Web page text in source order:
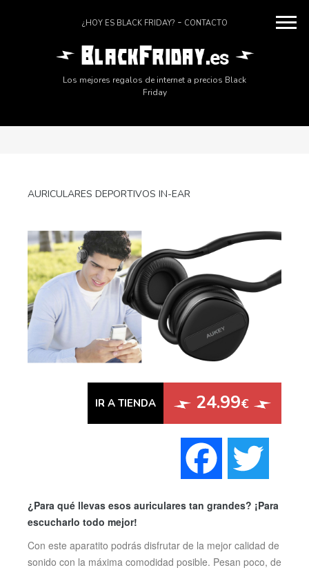
¿HOY ES BLACK FRIDAY? CONTACTO
Los mejores regalos de internet a precios Black
Friday
AURICULARES DEPORTIVOS IN-EAR
IR A TIENDA 24.99€
¿Para qué llevas esos auriculares tan grandes? ¡Para
escucharlo todo mejor!
Con este aparatito podrás disfrutar de la mejor calidad de
sonido con la máxima comodidad posible. Pesan poco, de